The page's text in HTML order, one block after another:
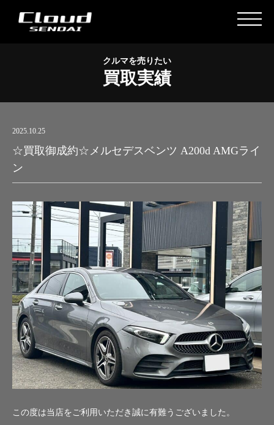
クルマを売りたい
買取実績
2025.10.25
☆買取御成約☆メルセデスベンツ A200d AMGライ
ン
この度は当店をご利用いただき誠に有難うございました。